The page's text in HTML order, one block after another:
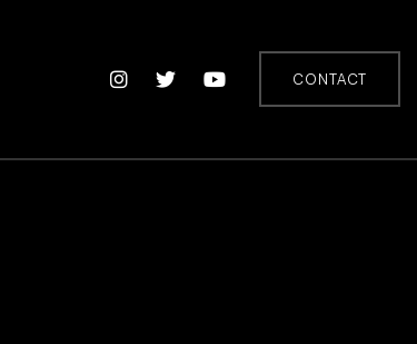
CONTACT